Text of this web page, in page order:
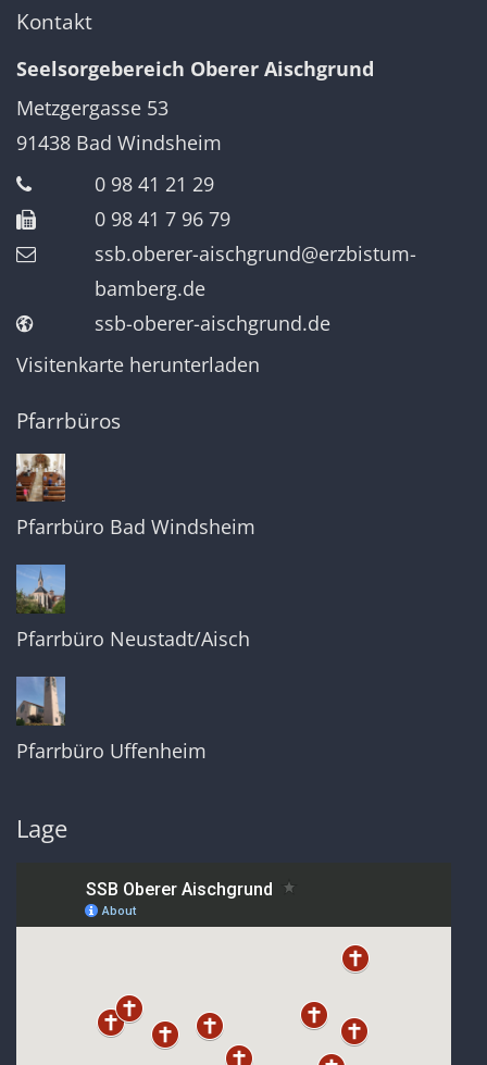
Kontakt
Seelsorgebereich Oberer Aischgrund
Metzgergasse 53
91438 Bad Windsheim
0 98 41 21 29
0 98 41 7 96 79
ssb.oberer-aischgrund@erzbistum-
bamberg.de
ssb-oberer-aischgrund.de
Visitenkarte herunterladen
Pfarrbüros
Pfarrbüro Bad Windsheim
Pfarrbüro Neustadt/Aisch
Pfarrbüro Uffenheim
Lage